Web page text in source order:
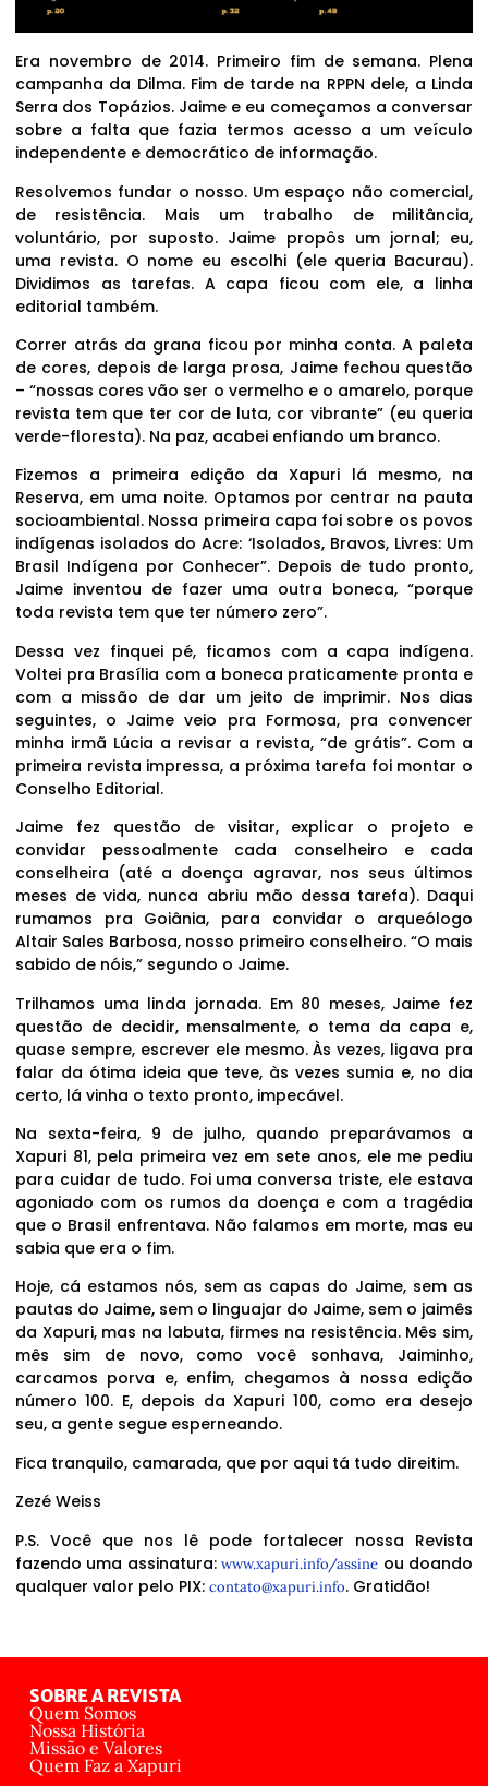
Era novembro de 2014. Primeiro fim de semana. Plena
campanha da Dilma. Fim de tarde na RPPN dele, a Linda
Serra dos Topázios. Jaime e eu começamos a conversar
sobre a falta que fazia termos acesso a um veículo
independente e democrático de informação.
Resolvemos fundar o nosso. Um espaço não comercial,
de resistência. Mais um trabalho de militância,
voluntário, por suposto. Jaime propôs um jornal; eu,
uma revista. O nome eu escolhi (ele queria Bacurau).
Dividimos as tarefas. A capa ficou com ele, a linha
editorial também.
Correr atrás da grana ficou por minha conta. A paleta
de cores, depois de larga prosa, Jaime fechou questão
– “nossas cores vão ser o vermelho e o amarelo, porque
revista tem que ter cor de luta, cor vibrante” (eu queria
verde-floresta). Na paz, acabei enfiando um branco.
Fizemos a primeira edição da Xapuri lá mesmo, na
Reserva, em uma noite. Optamos por centrar na pauta
socioambiental. Nossa primeira capa foi sobre os povos
indígenas isolados do Acre: ‘Isolados, Bravos, Livres: Um
Brasil Indígena por Conhecer”. Depois de tudo pronto,
Jaime inventou de fazer uma outra boneca, “porque
toda revista tem que ter número zero”.
Dessa vez finquei pé, ficamos com a capa indígena.
Voltei pra Brasília com a boneca praticamente pronta e
com a missão de dar um jeito de imprimir. Nos dias
seguintes, o Jaime veio pra Formosa, pra convencer
minha irmã Lúcia a revisar a revista, “de grátis”. Com a
primeira revista impressa, a próxima tarefa foi montar o
Conselho Editorial.
Jaime fez questão de visitar, explicar o projeto e
convidar pessoalmente cada conselheiro e cada
conselheira (até a doença agravar, nos seus últimos
meses de vida, nunca abriu mão dessa tarefa). Daqui
rumamos pra Goiânia, para convidar o arqueólogo
Altair Sales Barbosa, nosso primeiro conselheiro. “O mais
sabido de nóis,” segundo o Jaime.
Trilhamos uma linda jornada. Em 80 meses, Jaime fez
questão de decidir, mensalmente, o tema da capa e,
quase sempre, escrever ele mesmo. Às vezes, ligava pra
falar da ótima ideia que teve, às vezes sumia e, no dia
certo, lá vinha o texto pronto, impecável.
Na sexta-feira, 9 de julho, quando preparávamos a
Xapuri 81, pela primeira vez em sete anos, ele me pediu
para cuidar de tudo. Foi uma conversa triste, ele estava
agoniado com os rumos da doença e com a tragédia
que o Brasil enfrentava. Não falamos em morte, mas eu
sabia que era o fim.
Hoje, cá estamos nós, sem as capas do Jaime, sem as
pautas do Jaime, sem o linguajar do Jaime, sem o jaimês
da Xapuri, mas na labuta, firmes na resistência. Mês sim,
mês sim de novo, como você sonhava, Jaiminho,
carcamos porva e, enfim, chegamos à nossa edição
número 100. E, depois da Xapuri 100, como era desejo
seu, a gente segue esperneando.
Fica tranquilo, camarada, que por aqui tá tudo direitim.
Zezé Weiss
P.S. Você que nos lê pode fortalecer nossa Revista
fazendo uma assinatura:www.xapuri.info/assine ou doando
qualquer valor pelo PIX: contato@xapuri.info. Gratidão!
SOBRE A REVISTA
Quem Somos
Nossa História
Missão e Valores
Quem Faz a Xapuri